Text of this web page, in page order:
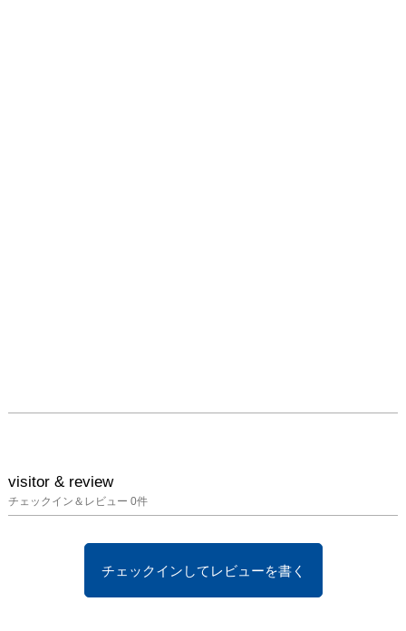
品もまた現代の日本人に
よる自然観を問う試みの
一つなのです。
論家・IG Photo Gallery
ディレクター）
visitor & review
チェックイン＆レビュー 0件
チェックインしてレビューを書く